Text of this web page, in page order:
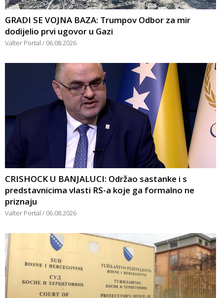
GRADI SE VOJNA BAZA: Trumpov Odbor za mir
dodijelio prvi ugovor u Gazi
Valter Portal 06.08.2026
CRISHOCK U BANJALUCI: Održao sastanke i s
predstavnicima vlasti RS-a koje ga formalno ne
priznaju
Valter Portal 06.08.2026